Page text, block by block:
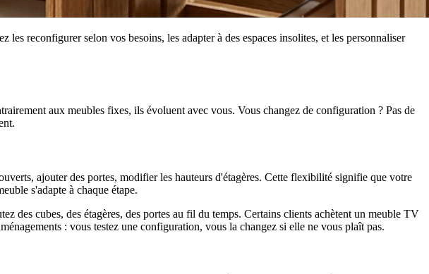
reconfigurer selon vos besoins, les adapter à des espaces insolites, et les personnaliser
aux meubles fixes, ils évoluent avec vous. Vous changez de configuration ? Pas de
ajouter des portes, modifier les hauteurs d'étagères. Cette flexibilité signifie que votre
s'adapte à chaque étape.
des cubes, des étagères, des portes au fil du temps. Certains clients achètent un meuble TV
: vous testez une configuration, vous la changez si elle ne vous plaît pas.